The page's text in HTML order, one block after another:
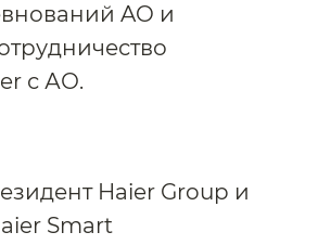
AO и
с АО.
Haier Group и
Smart